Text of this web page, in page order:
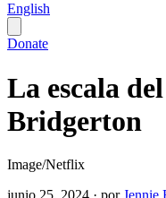
English
Donate
La escala
Bridgerton
Image/Netflix